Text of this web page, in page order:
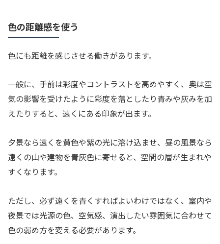
色の距離感を使う
色にも距離を感じさせる働きがあります。
一般に、手前は彩度やコントラストを高めやすく、奥は空
気の影響を受けたように彩度を落としたり青みや灰みを加
えたりすると、遠くにある印象が出ます。
夕景なら遠くを黄色や紫の光に溶け込ませ、昼の風景なら
遠くの山や建物を青灰色に寄せると、空間の層が生まれや
すくなります。
ただし、必ず遠くを青くすればよいわけではなく、室内や
夜景では光源の色、空気感、演出したい雰囲気に合わせて
色の弱め方を変える必要があります。